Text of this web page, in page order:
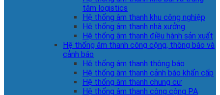
tâm logistics
Hệ thống âm thanh khu công nghiệp
Hệ thống âm thanh nhà xưởng
Hệ thống âm thanh điều hành sản xuất
Hệ thống âm thanh công cộng, thông báo và
cảnh báo
Hệ thống âm thanh thông báo
Hệ thống âm thanh cảnh báo khẩn cấp
Hệ thống âm thanh chung cư
Hệ thống âm thanh công cộng PA